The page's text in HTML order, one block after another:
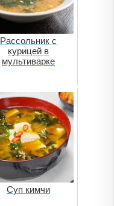
Рассольник с
курицей в
мультиварке
Суп кимчи